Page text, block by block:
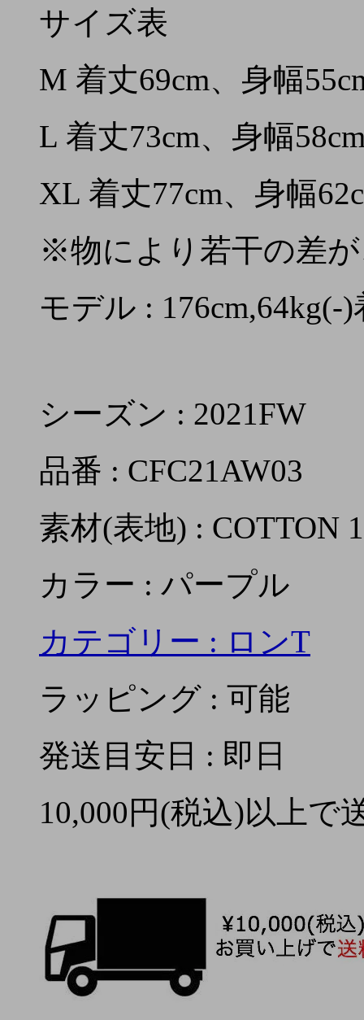
サイズ表
M 着丈69cm、身幅
L 着丈73cm、身幅
XL 着丈77cm、身幅
※物により若干の差
モデル : 176cm,64kg(-)
シーズン : 2021FW
品番 : CFC21AW03
素材(表地) : COTTON
カラー : パープル
カテゴリー : ロンT
ラッピング : 可能
発送目安日 : 即日
10,000円(税込)以上で